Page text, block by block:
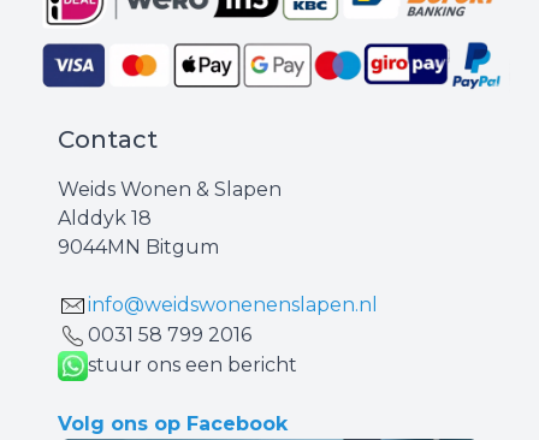
Contact
Weids Wonen & Slapen
Alddyk 18
9044MN Bitgum
info@weidswonenenslapen.nl
0031 ‪58 799 2016‬
stuur ons een bericht
Volg ons op Facebook